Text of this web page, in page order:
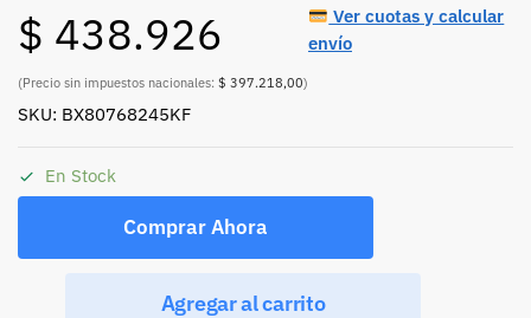
$ 438.926
(Precio sin impuestos nacionales: $ 397.218,00)
Ver cuotas y calcular
envío
SKU: BX80768245KF
En Stock
Comprar Ahora
Agregar al carrito